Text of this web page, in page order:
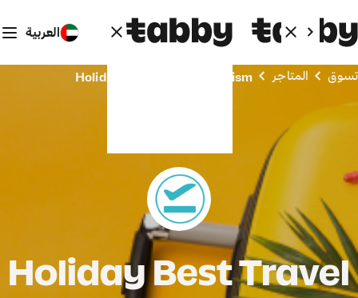
العربية
تسوق المتاجر Holiday Best Travel & Tourism
Holiday Best Travel